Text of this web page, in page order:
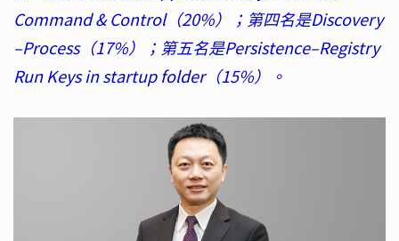
Command & Control（20%）；第四名是Discovery
–Process（17%）；第五名是Persistence–Registry
Run Keys in startup folder（15%）。